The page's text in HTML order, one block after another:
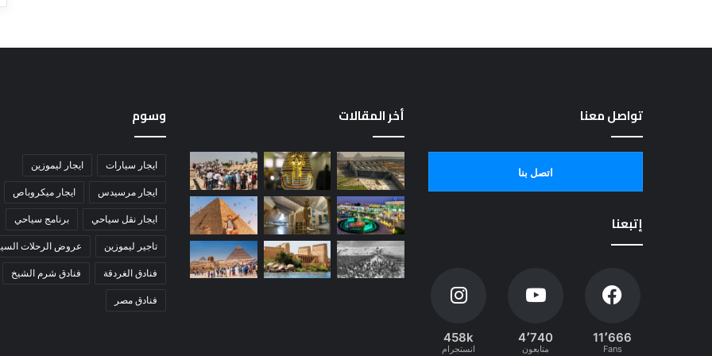
تواصل معنا
اتصل بنا
إتبعنا
11٬666
Fans
4٬740
متابعون
458k
انستجرام
أخر المقالات وسوم
ايجار سيارات ايجار ليموزين
ايجار مرسيدس ايجار ميكروباص
ايجار نقل سياحي برنامج سياحي
تاجير ليموزين عروض الرحلات
فنادق الغردقة فنادق شرم الشيخ
فنادق مصر